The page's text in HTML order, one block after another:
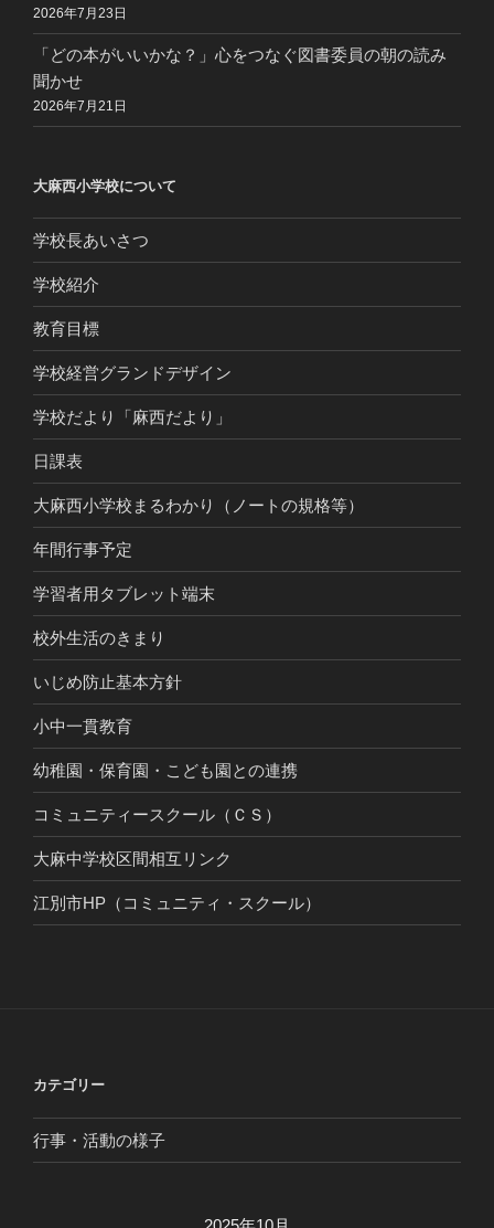
2026年7月23日
「どの本がいいかな？」心をつなぐ図書委員の朝の読み
聞かせ
2026年7月21日
大麻西小学校について
学校長あいさつ
学校紹介
教育目標
学校経営グランドデザイン
学校だより「麻西だより」
日課表
大麻西小学校まるわかり（ノートの規格等）
年間行事予定
学習者用タブレット端末
校外生活のきまり
いじめ防止基本方針
小中一貫教育
幼稚園・保育園・こども園との連携
コミュニティースクール（ＣＳ）
大麻中学校区間相互リンク
江別市HP（コミュニティ・スクール）
カテゴリー
行事・活動の様子